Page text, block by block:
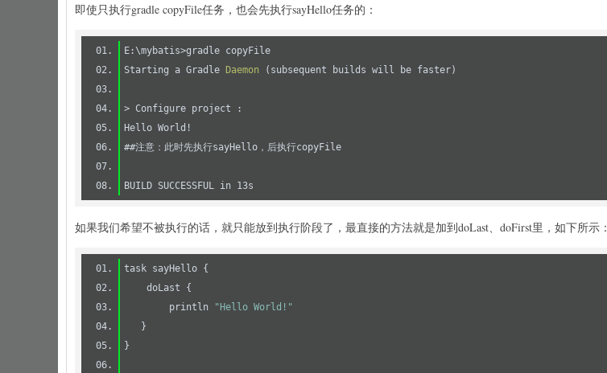
即使只执行gradle copyFile任务，也会先执行sayHello任务的：
E:\mybatis>
gradle copyFile
Starting a Gradle Daemon (subsequent builds will be faster)
##注意：此时先执行sayHello，后执行copyFile
如果我们希望不被执行的话，就只能放到执行阶段了，最直接的方法就是加到doLast、doFirst里，如下所示：
        println
"Hello World!"